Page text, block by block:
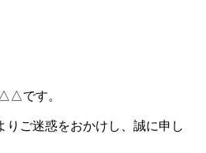
です。
りご迷惑をおかけし、誠に申し